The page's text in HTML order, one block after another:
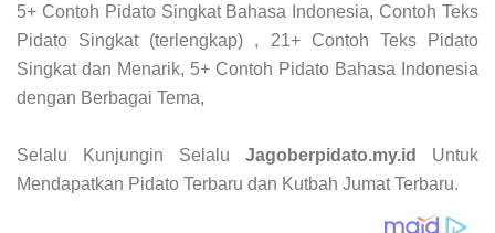
5+ Contoh Pidato Singkat Bahasa Indonesia, Contoh Teks
Pidato Singkat (terlengkap) , 21+ Contoh Teks Pidato
Singkat dan Menarik, 5+ Contoh Pidato Bahasa Indonesia
dengan Berbagai Tema,
Selalu Kunjungin Selalu Jagoberpidato.my.id
Untuk
Mendapatkan Pidato Terbaru dan Kutbah Jumat Terbaru.